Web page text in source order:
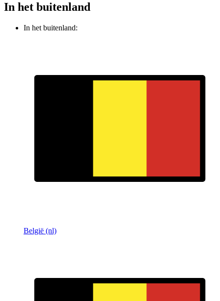
In het buitenland
In het buitenland:
België (nl)